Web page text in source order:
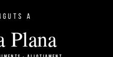
a
Plana